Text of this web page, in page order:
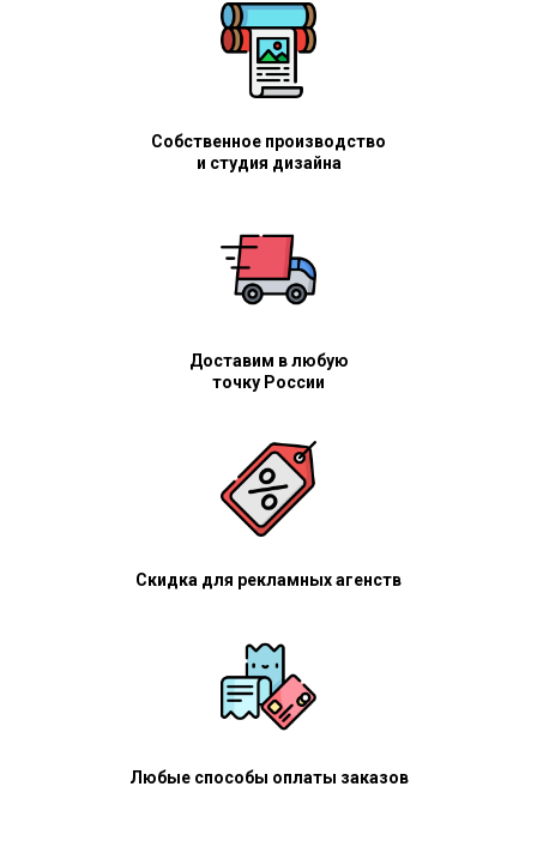
Собственное производство
и студия дизайна
Доставим в любую
точку России
Скидка для рекламных агенств
Любые способы оплаты заказов